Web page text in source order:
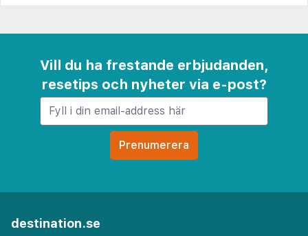
Vill du ha frestande erbjudanden,
resetips och nyheter via e-post?
destination.se